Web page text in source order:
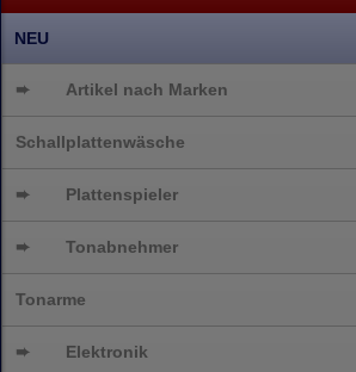
NEU
➨ Artikel nach Marken
Schallplattenwäsche
➨ Plattenspieler
➨ Tonabnehmer
Tonarme
➨ Elektronik